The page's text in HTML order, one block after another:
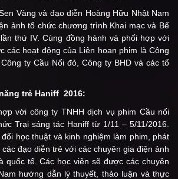
Vàng và đạo diễn Hoàng Hữu Nhật Nam
ảnh tổ chức chương trình Khai mạc và Bế
thứ IV. Cùng đồng hành và phối hợp với
các hoạt động của Liên hoan phim là Công
ty Cầu Nối đỏ, Công ty BHD và các tổ
trẻ Haniff 2016:
với công ty TNHH dịch vụ phim Cầu nối
Trại sáng tác Haniff từ 1/11 – 5/11/2016.
học thuật và kinh nghiệm làm phim, phát
đạo diễn trẻ với các chuyên gia điện ảnh
quốc tế. Các học viên sẽ được các chuyên
hướng dẫn lý thuyết, thảo luận và thực